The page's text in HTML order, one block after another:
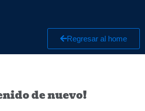
Regresar al home
de nuevo!